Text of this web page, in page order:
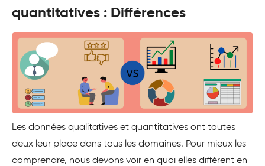
quantitatives : Différences
Les données qualitatives et quantitatives ont toutes
deux leur place dans tous les domaines. Pour mieux les
comprendre, nous devons voir en quoi elles diffèrent en